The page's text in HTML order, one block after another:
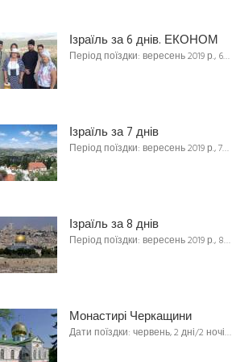
Ізраїль за 6 днів. ЕКОНОМ
Період поїздки: вересень 2019 р., 6…
Ізраїль за 7 днів
Період поїздки: вересень 2019 р., 7…
Ізраїль за 8 днів
Період поїздки: вересень 2019 р., 8…
Монастирі Черкащини
Дати поїздки: червень, 2 дні/2 ночі…